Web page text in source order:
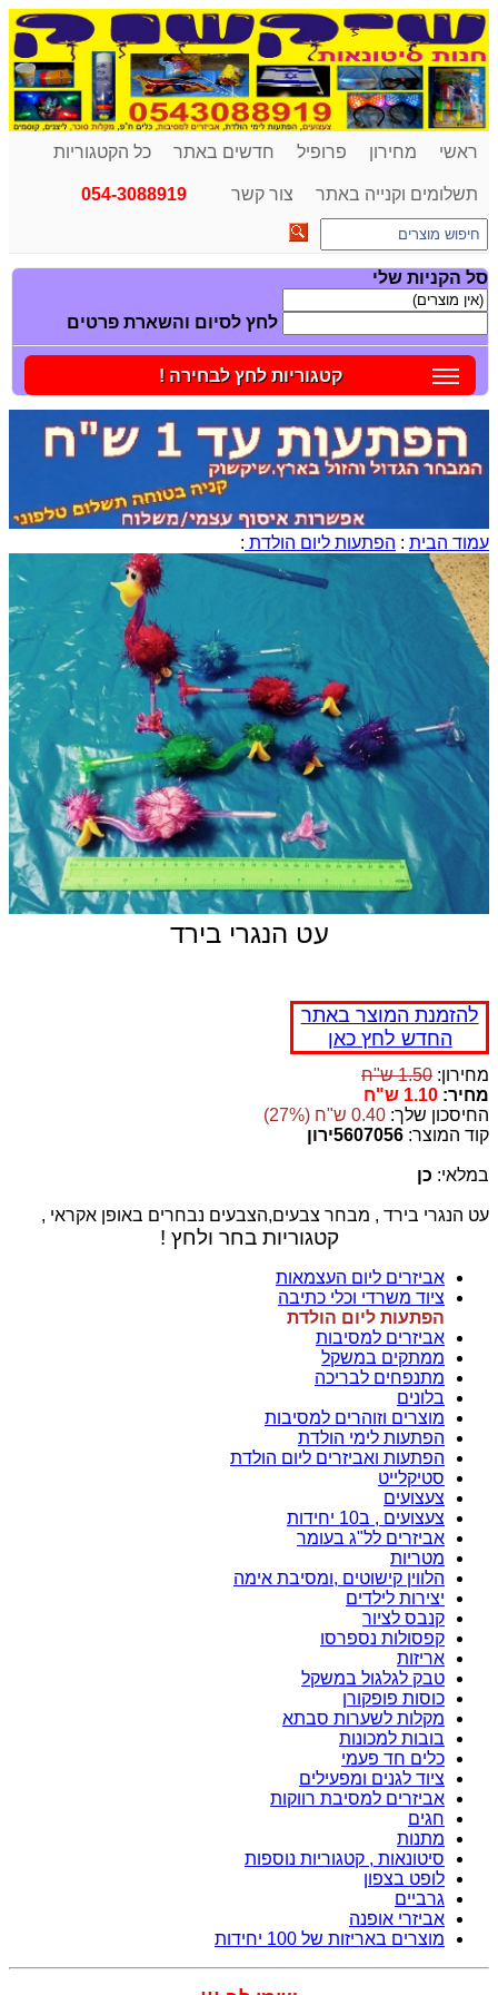
ראשי מחירון פרופיל חדשים באתר כל הקטגוריות
תשלומים וקנייה באתר צור קשר 054-3088919
סל הקניות שלי
לחץ לסיום והשארת פרטים
קטגוריות לחץ לבחירה !
עמוד הבית : הפתעות ליום הולדת :
עט הנגרי בירד
להזמנת המוצר באתר
החדש לחץ כאן
מחירון: 1.50 ש"ח
מחיר: 1.10 ש"ח
החיסכון שלך: 0.40 ש"ח (27%)
קוד המוצר: 5607056ירון
במלאי: כן
עט הנגרי בירד , מבחר צבעים,הצבעים נבחרים באופן אקראי ,
קטגוריות בחר ולחץ !
אביזרים ליום העצמאות
ציוד משרדי וכלי כתיבה
הפתעות ליום הולדת
אביזרים למסיבות
ממתקים במשקל
מתנפחים לבריכה
בלונים
מוצרים וזוהרים למסיבות
הפתעות לימי הולדת
הפתעות ואביזרים ליום הולדת
סטיקלייט
צעצועים
צעצועים , ב10 יחידות
אביזרים לל"ג בעומר
מטריות
הלווין קישוטים ,ומסיבת אימה
יצירות לילדים
קנבס לציור
קפסולות נספרסו
אריזות
טבק לגלגול במשקל
כוסות פופקורן
מקלות לשערות סבתא
בובות למכונות
כלים חד פעמי
ציוד לגנים ומפעילים
אביזרים למסיבת רווקות
חגים
מתנות
סיטונאות , קטגוריות נוספות
לופט בצפון
גרביים
אביזרי אופנה
מוצרים באריזות של 100 יחידות